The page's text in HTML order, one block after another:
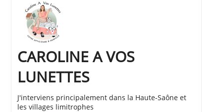
CAROLINE A VOS
LUNETTES
J'interviens principalement dans la Haute-Saône et
les villages limitrophes